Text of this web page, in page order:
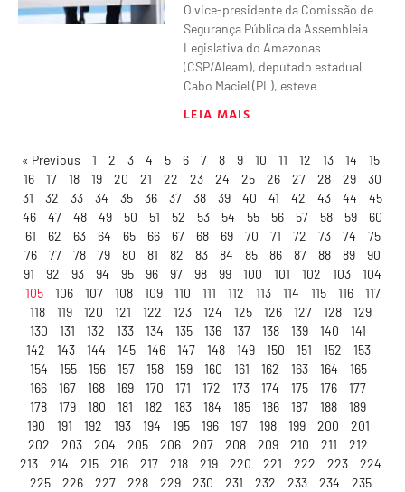
O vice-presidente da Comissão de
Segurança Pública da Assembleia
Legislativa do Amazonas
(CSP/Aleam), deputado estadual
Cabo Maciel (PL), esteve
LEIA MAIS
« Previous 1 2 3 4 5 6 7 8 9 10 11 12 13 14
15
16
17 18 19 20 21 22 23 24 25 26 27 28 29
30
31
32 33 34 35 36 37 38 39 40 41 42 43 44
45
46
47 48 49 50 51 52 53 54 55 56 57 58 59
60
61
62 63 64 65 66 67 68 69 70 71 72 73 74
75
76
77 78 79 80 81 82 83 84 85 86 87 88 89
90
91
92 93 94 95 96 97 98 99 100 101 102 103
104
105
106 107 108 109 110 111 112 113 114 115 116
117
118
119 120 121 122 123 124 125 126 127 128
129
130
131 132 133 134 135 136 137 138 139 140
141
142
143 144 145 146 147 148 149 150 151 152
153
154
155 156 157 158 159 160 161 162 163 164
165
166
167 168 169 170 171 172 173 174 175 176
177
178
179 180 181 182 183 184 185 186 187 188
189
190
191 192 193 194 195 196 197 198 199 200
201
202
203 204 205 206 207 208 209 210 211
212
213
214 215 216 217 218 219 220 221 222 223
224
225
226 227 228 229 230 231 232 233 234
235